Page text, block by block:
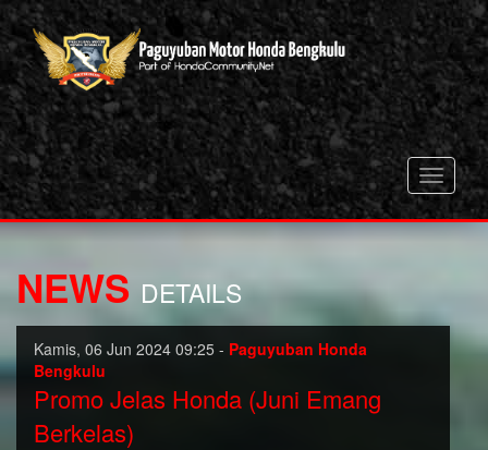
Toggle
NEWS DETAILS
Kamis, 06 Jun 2024 09:25 - Paguyuban Honda
Bengkulu
Promo Jelas Honda (Juni Emang
Berkelas)